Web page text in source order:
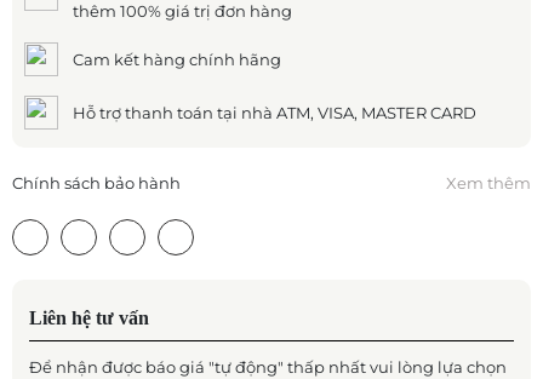
thêm 100% giá trị đơn hàng
Cam kết hàng chính hãng
Hỗ trợ thanh toán tại nhà ATM, VISA, MASTER CARD
Chính sách bảo hành Xem thêm
Liên hệ tư vấn
Để nhận được báo giá "tự động" thấp nhất vui lòng lựa chọn